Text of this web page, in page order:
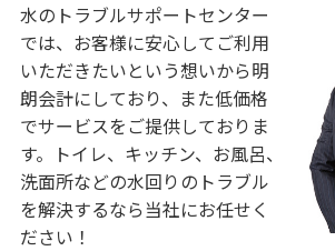
水のトラブルサポートセンター
では、お客様に安心してご利用
いただきたいという想いから明
朗会計にしており、また低価格
でサービスをご提供しておりま
す。トイレ、キッチン、お風呂、
洗面所などの水回りのトラブル
を解決するなら当社にお任せく
ださい！